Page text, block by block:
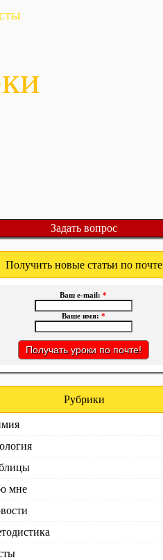
Задать вопрос
Получить новые статьи по почте
Ваш e-mail: *
Ваше имя: *
Рубрики
мне